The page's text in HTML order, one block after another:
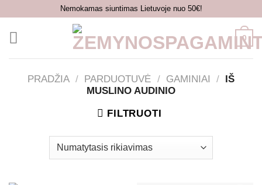
Nemokamas siuntimas Lietuvoje nuo 50€!
0
PRADŽIA / PARDUOTUVĖ / GAMINIAI / IŠ
MUSLINO AUDINIO
FILTRUOTI